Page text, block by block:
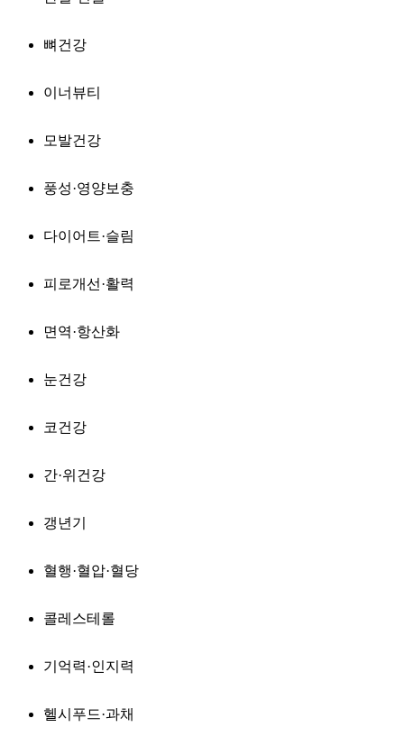
뼈건강
이너뷰티
모발건강
풍성·영양보충
다이어트·슬림
피로개선·활력
면역·항산화
눈건강
코건강
간·위건강
갱년기
혈행·혈압·혈당
콜레스테롤
기억력·인지력
헬시푸드·과채